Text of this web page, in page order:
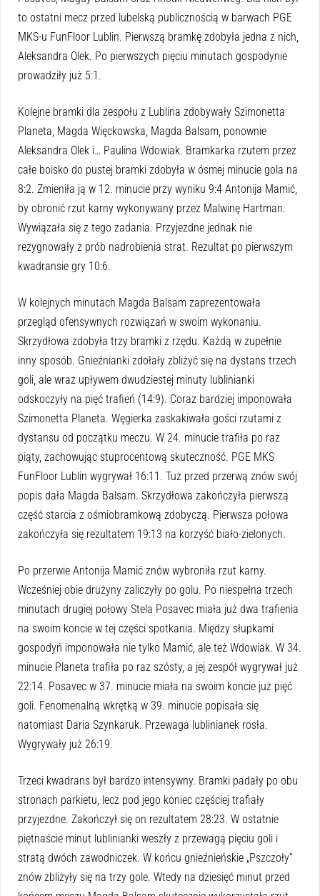
to ostatni mecz przed lubelską publicznością w barwach PGE
MKS-u FunFloor Lublin. Pierwszą bramkę zdobyła jedna z nich,
Aleksandra Olek. Po pierwszych pięciu minutach gospodynie
prowadziły już 5:1.
Kolejne bramki dla zespołu z Lublina zdobywały Szimonetta
Planeta, Magda Więckowska, Magda Balsam, ponownie
Aleksandra Olek i… Paulina Wdowiak. Bramkarka rzutem przez
całe boisko do pustej bramki zdobyła w ósmej minucie gola na
8:2. Zmieniła ją w 12. minucie przy wyniku 9:4 Antonija Mamić,
by obronić rzut karny wykonywany przez Malwinę Hartman.
Wywiązała się z tego zadania. Przyjezdne jednak nie
rezygnowały z prób nadrobienia strat. Rezultat po pierwszym
kwadransie gry 10:6.
W kolejnych minutach Magda Balsam zaprezentowała
przegląd ofensywnych rozwiązań w swoim wykonaniu.
Skrzydłowa zdobyła trzy bramki z rzędu. Każdą w zupełnie
inny sposób. Gnieźnianki zdołały zbliżyć się na dystans trzech
goli, ale wraz upływem dwudziestej minuty lublinianki
odskoczyły na pięć trafień (14:9). Coraz bardziej imponowała
Szimonetta Planeta. Węgierka zaskakiwała gości rzutami z
dystansu od początku meczu. W 24. minucie trafiła po raz
piąty, zachowując stuprocentową skuteczność. PGE MKS
FunFloor Lublin wygrywał 16:11. Tuż przed przerwą znów swój
popis dała Magda Balsam. Skrzydłowa zakończyła pierwszą
część starcia z ośmiobramkową zdobyczą. Pierwsza połowa
zakończyła się rezultatem 19:13 na korzyść biało-zielonych.
Po przerwie Antonija Mamić znów wybroniła rzut karny.
Wcześniej obie drużyny zaliczyły po golu. Po niespełna trzech
minutach drugiej połowy Stela Posavec miała już dwa trafienia
na swoim koncie w tej części spotkania. Między słupkami
gospodyń imponowała nie tylko Mamić, ale też Wdowiak. W 34.
minucie Planeta trafiła po raz szósty, a jej zespół wygrywał już
22:14. Posavec w 37. minucie miała na swoim koncie już pięć
goli. Fenomenalną wkrętką w 39. minucie popisała się
natomiast Daria Szynkaruk. Przewaga lublinianek rosła.
Wygrywały już 26:19.
Trzeci kwadrans był bardzo intensywny. Bramki padały po obu
stronach parkietu, lecz pod jego koniec częściej trafiały
przyjezdne. Zakończył się on rezultatem 28:23. W ostatnie
piętnaście minut lublinianki weszły z przewagą pięciu goli i
stratą dwóch zawodniczek. W końcu gnieźnieńskie „Pszczoły”
znów zbliżyły się na trzy gole. Wtedy na dziesięć minut przed